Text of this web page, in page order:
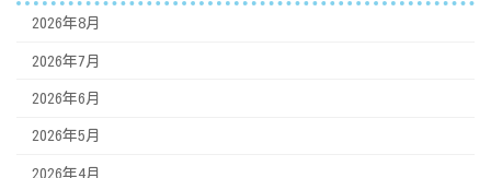
2026年8月
2026年7月
2026年6月
2026年5月
2026年4月